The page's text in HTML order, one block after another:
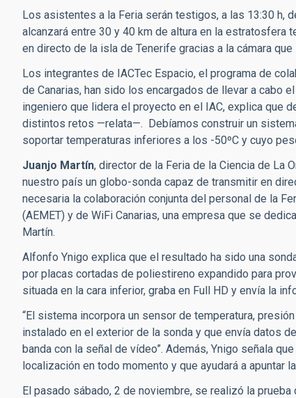
Los asistentes a la Feria serán testigos, a las 13:30 h,
alcanzará entre 30 y 40 km de altura en la estratosfera
en directo de la isla de Tenerife gracias a la cámara que
Los integrantes de IACTec Espacio, el programa de
de Canarias, han sido los encargados de llevar a cabo
ingeniero que lidera el proyecto en el IAC, explica que
distintos retos —relata—. Debíamos construir un
soportar temperaturas inferiores a los -50ºC y cuyo
Juanjo Martín, director de la Feria de la Ciencia de La
nuestro país un globo-sonda capaz de transmitir en
necesaria la colaboración conjunta del personal de la
(AEMET) y de WiFi Canarias, una empresa que se
Martín.
Alfonfo Ynigo explica que el resultado ha sido una
por placas cortadas de poliestireno expandido para
situada en la cara inferior, graba en Full HD y envía la
“El sistema incorpora un sensor de temperatura,
instalado en el exterior de la sonda y que envía datos
banda con la señal de vídeo”. Además, Ynigo señala
localización en todo momento y que ayudará a apuntar
El pasado sábado, 2 de noviembre, se realizó la